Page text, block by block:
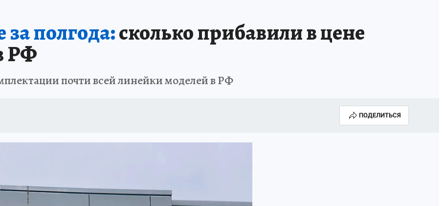
полгода:сколько прибавили в цене
РФ
почти всей линейки моделей в РФ
ПОДЕЛИТЬСЯ